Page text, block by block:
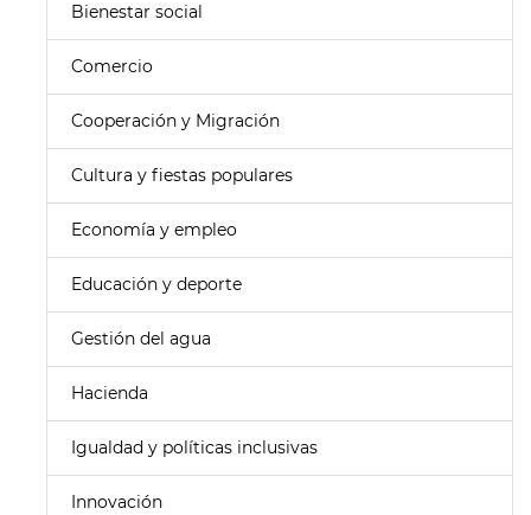
Bienestar social
Comercio
Cooperación y Migración
Cultura y fiestas populares
Economía y empleo
Educación y deporte
Gestión del agua
Hacienda
Igualdad y políticas inclusivas
Innovación